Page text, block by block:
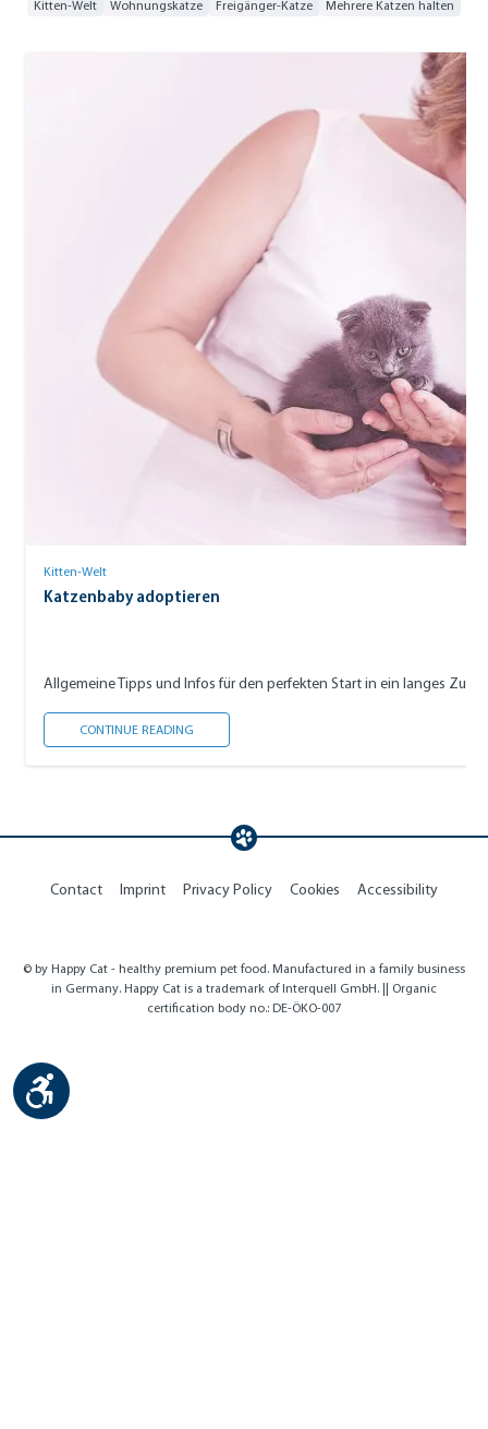
Kitten-Welt Wohnungskatze Freigänger-Katze Mehrere Katzen halten
Kitten-Welt
Katzenbaby adoptieren
Allgemeine Tipps und Infos für den perfekten Start in ein langes
CONTINUE READING
Contact Imprint Privacy Policy Cookies Accessibility
© by Happy Cat - healthy premium pet food. Manufactured in a family business
in Germany. Happy Cat is a trademark of Interquell GmbH. || Organic
certification body no.: DE-ÖKO-007
Show toolbar